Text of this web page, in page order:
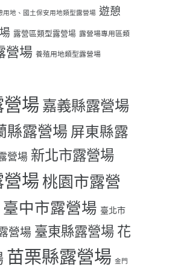
用地、國土保安用地類型露營場 遊憩
露營區類型露營場 露營場專用區類
營場 養殖用地類型露營場
場 嘉義縣露營場
縣露營場 屏東縣露
營場 新北市露營場
場 桃園市露營
臺中市露營場 臺北市
營場 臺東縣露營場 花
苗栗縣露營場 金門